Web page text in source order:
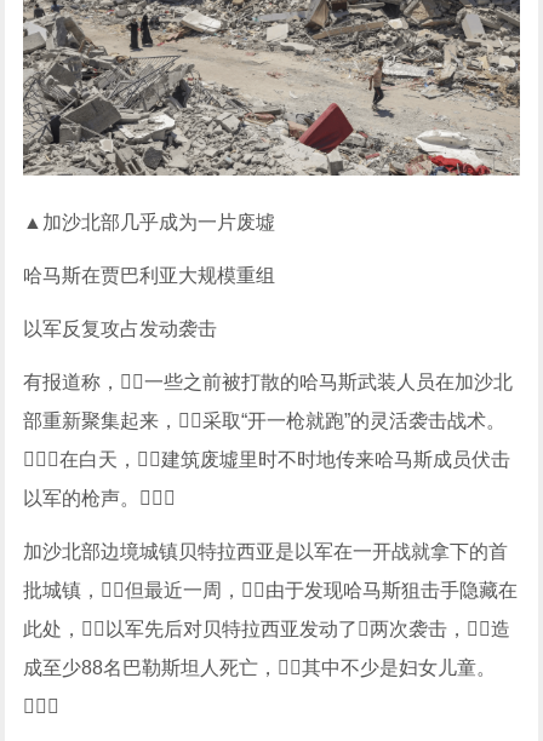
▲加沙北部几乎成为一片废墟
哈马斯在贾巴利亚大规模重组
以军反复攻占发动袭击
有报道称，一些之前被打散的哈马斯武装人员在加沙北
部重新聚集起来，采取“开一枪就跑”的灵活袭击战术。
在白天，建筑废墟里时不时地传来哈马斯成员伏击
以军的枪声。
加沙北部边境城镇贝特拉西亚是以军在一开战就拿下的首
批城镇，但最近一周，由于发现哈马斯狙击手隐藏在
此处，以军先后对贝特拉西亚发动了两次袭击，造
成至少88名巴勒斯坦人死亡，其中不少是妇女儿童。
